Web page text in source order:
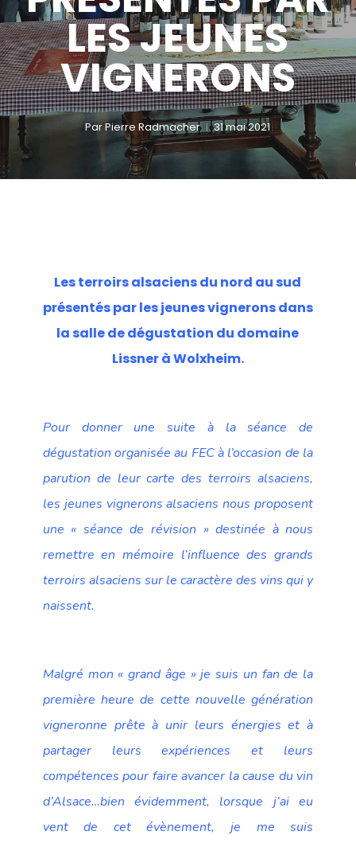
LES JEUNES
VIGNERONS
ParPierre Radmacher 31 mai 2021
Les terroirs alsaciens du nord au sud
présentés par les jeunes vignerons dans
la salle de dégustation du domaine
Lissner à Wolxheim.
Pour donner une suite à la séance de
dégustation organisée au FEC à l’occasion de la
parution de leur carte des terroirs alsaciens,
les jeunes vignerons alsaciens nous proposent
une « séance de révision » destinée à nous
remettre en mémoire l’influence des grands
terroirs alsaciens sur le caractère des vins qui y
naissent.
Malgré mon « grand âge » je suis un fan de la
première heure de cette nouvelle génération
vigneronne prête à unir leurs énergies et à
partager leurs expériences et leurs
compétences pour faire avancer la cause du vin
d’Alsace…bien évidemment, lorsque j’ai eu
vent de cet évènement, je me suis